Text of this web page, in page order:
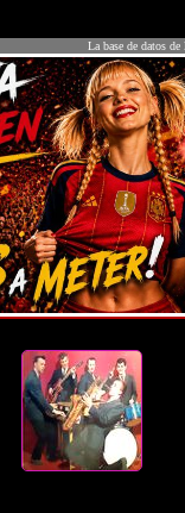
La base de datos